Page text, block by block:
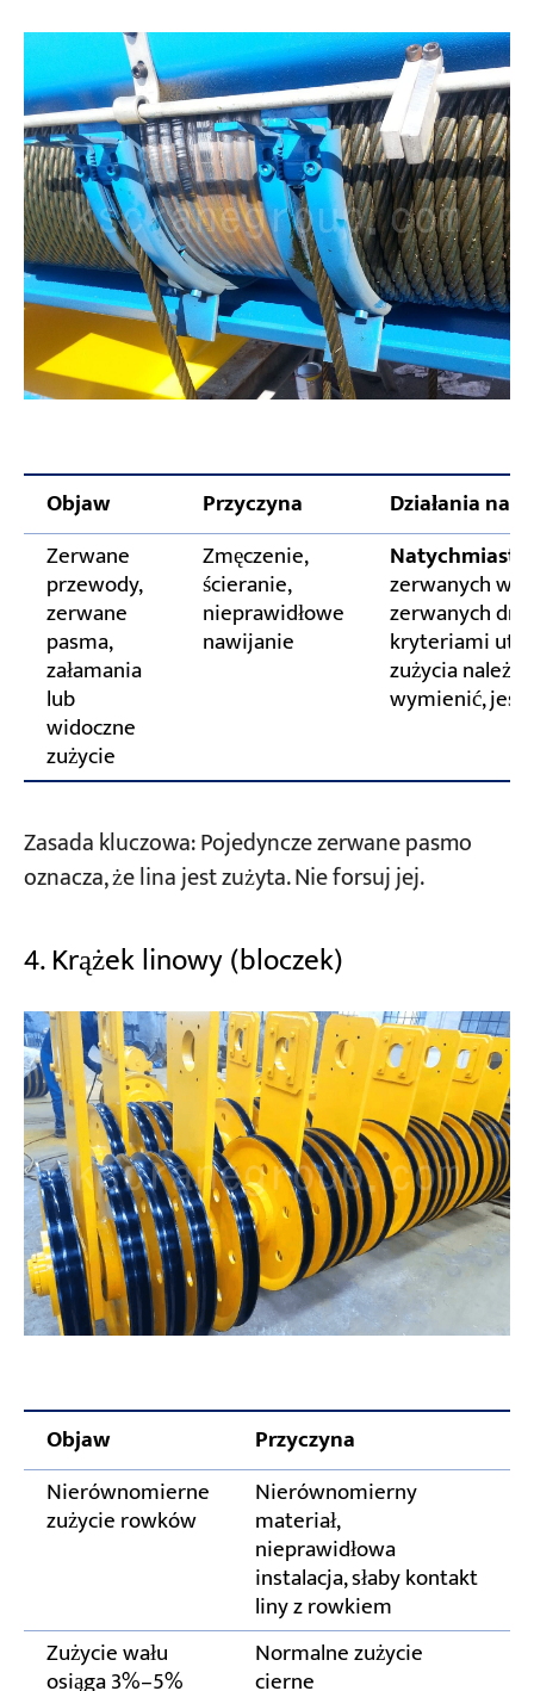
Objaw Przyczyna
Działania
Zerwane
przewody,
zerwane
pasma,
załamania
lub
widoczne
zużycie
Zmęczenie,
ścieranie,
nieprawidłowe
nawijanie
Natychmiast
zerwanych
zerwanych
kryteriami
zużycia należy
wymienić,
Zasada kluczowa: Pojedyncze zerwane pasmo
oznacza, że lina jest zużyta. Nie forsuj jej.
4. Krążek linowy (bloczek)
Objaw Przyczyna
Nierównomierne
zużycie rowków
Nierównomierny
materiał,
nieprawidłowa
instalacja, słaby kontakt
liny z rowkiem
Zużycie wału
osiąga 3%–5%
Normalne zużycie
cierne